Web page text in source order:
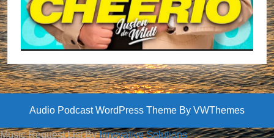
Audio Podcast WordPress Theme By VWThemes
Music Request List ByInnovative Solutions